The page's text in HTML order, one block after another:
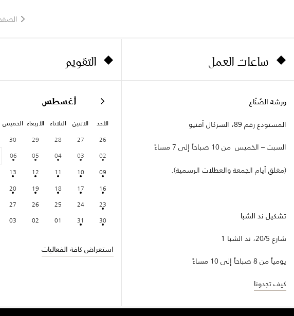
ساعات العمل
ورشة الصُنّاع
المستودع رقم 89، السركال أفنيو
السبت – الخميس من 10 صباحاً إلى 7 مساءً
(مغلق أيام الجمعة والعطلات الرسمية).
تشكيل ند الشبا
شارع 20/5، ند الشبا 1
يومياً من 8 صباحاً إلى 10 مساءً
كيف تجدونا
التقويم
أغسطس
الأحد الاثنين الثلاثاء الأربعاء الخميس
26
27
28
29
30
02
03
04
05
06
09
10
11
12
13
16
17
18
19
20
23
24
25
26
27
30
31
01
02
03
استعراض كافة الفعاليات